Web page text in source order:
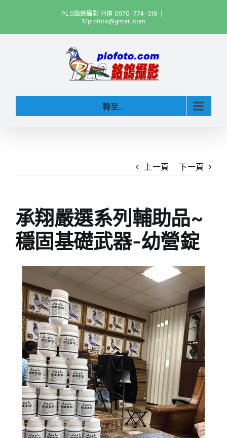
content
PLO銘鴿攝影 阿信 0970-774-316
17plofoto@gmail.com
轉至...
上一頁 下一頁
承翔嚴選系列輔助品~
穩固基礎武器-幼營錠